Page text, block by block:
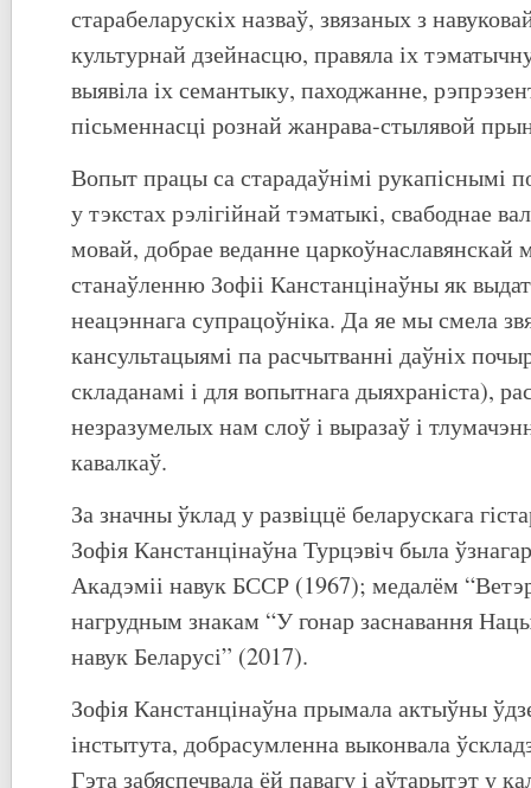
старабеларускіх назваў, звязаных з
культурнай дзейнасцю, правяла іх
выявіла іх семантыку, паходжанне,
пісьменнасці рознай жанрава-стылявой
Вопыт працы са старадаўнімі рукапіснымі
у тэкстах рэлігійнай тэматыкі, свабоднае
мовай, добрае веданне царкоўнаславянскай
станаўленню Зофіі Канстанцінаўны як
неацэннага супрацоўніка. Да яе мы смела
кансультацыямі па расчытванні даўніх
складанамі і для вопытнага дыяхраніста),
незразумелых нам слоў і выразаў і
кавалкаў.
За значны ўклад у развіццё беларускага
Зофія Канстанцінаўна Турцэвіч была
Акадэміі навук БССР (1967); медалём
нагрудным знакам “У гонар заснавання
навук Беларусі” (2017).
Зофія Канстанцінаўна прымала актыўны
інстытута, добрасумленна выконвала
Гэта забяспечвала ёй павагу і аўтарытэт у